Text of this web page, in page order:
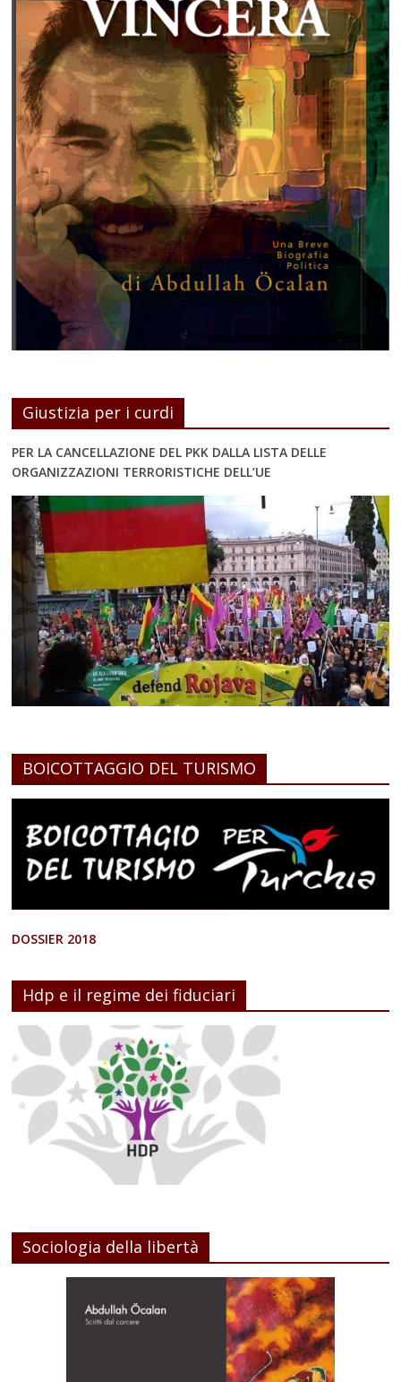
Giustizia per i curdi
PER LA CANCELLAZIONE DEL PKK DALLA LISTA DELLE
ORGANIZZAZIONI TERRORISTICHE DELL’UE
BOICOTTAGGIO DEL TURISMO
DOSSIER 2018
Hdp e il regime dei fiduciari
Sociologia della libertà